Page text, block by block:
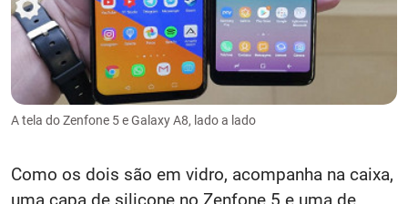
A tela do Zenfone 5 e Galaxy A8, lado a lado
Como os dois são em vidro, acompanha na caixa,